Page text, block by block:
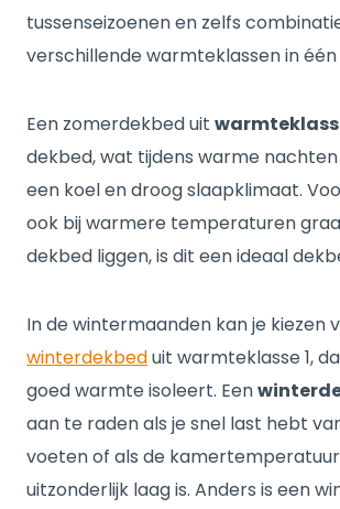
tussenseizoenen en zelfs
verschillende warmteklassen in
Een zomerdekbed uit
dekbed, wat tijdens warme
een koel en droog slaapklimaat.
ook bij warmere temperaturen
dekbed liggen, is dit een ideaal
In de wintermaanden kan je kiezen
winterdekbeduit warmteklasse 1,
goed warmte isoleert. Een
aan te raden als je snel last hebt
voeten of als de
uitzonderlijk laag is. Anders is een